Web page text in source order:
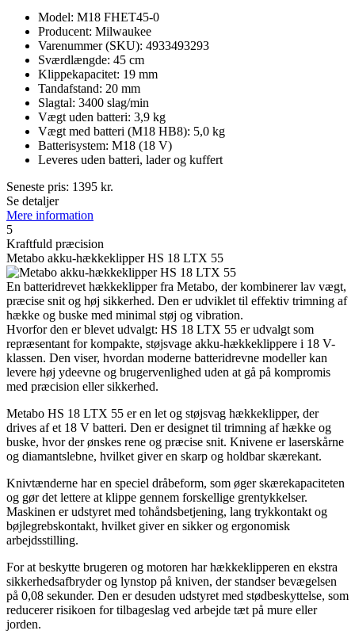
Model: M18 FHET45-0
Producent: Milwaukee
Varenummer (SKU): 4933493293
Sværdlængde: 45 cm
Klippekapacitet: 19 mm
Tandafstand: 20 mm
Slagtal: 3400 slag/min
Vægt uden batteri: 3,9 kg
Vægt med batteri (M18 HB8): 5,0 kg
Batterisystem: M18 (18 V)
Leveres uden batteri, lader og kuffert
Seneste pris: 1395 kr.
Se detaljer
Mere information
5
Kraftfuld præcision
Metabo akku-hækkeklipper HS 18 LTX 55
En batteridrevet hækkeklipper fra Metabo, der kombinerer lav vægt,
præcise snit og høj sikkerhed. Den er udviklet til effektiv trimning af
hække og buske med minimal støj og vibration.
Hvorfor den er blevet udvalgt: HS 18 LTX 55 er udvalgt som
repræsentant for kompakte, støjsvage akku-hækkeklippere i 18 V-
klassen. Den viser, hvordan moderne batteridrevne modeller kan
levere høj ydeevne og brugervenlighed uden at gå på kompromis
med præcision eller sikkerhed.
Metabo HS 18 LTX 55 er en let og støjsvag hækkeklipper, der
drives af et 18 V batteri. Den er designet til trimning af hække og
buske, hvor der ønskes rene og præcise snit. Knivene er laserskårne
og diamantslebne, hvilket giver en skarp og holdbar skærekant.
Knivtænderne har en speciel dråbeform, som øger skærekapaciteten
og gør det lettere at klippe gennem forskellige grentykkelser.
Maskinen er udstyret med tohåndsbetjening, lang trykkontakt og
bøjlegrebskontakt, hvilket giver en sikker og ergonomisk
arbejdsstilling.
For at beskytte brugeren og motoren har hækkeklipperen en ekstra
sikkerhedsafbryder og lynstop på kniven, der standser bevægelsen
på 0,08 sekunder. Den er desuden udstyret med stødbeskyttelse, som
reducerer risikoen for tilbageslag ved arbejde tæt på mure eller
jorden.